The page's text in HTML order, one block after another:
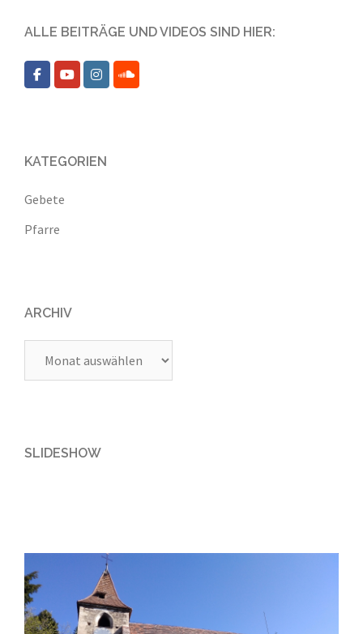
ALLE BEITRÄGE UND VIDEOS SIND HIER:
KATEGORIEN
Gebete
Pfarre
ARCHIV
SLIDESHOW